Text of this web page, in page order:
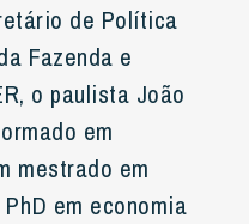
de Política
Fazenda e
o paulista João
em
mestrado em
em economia